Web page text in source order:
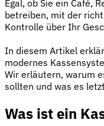
Egal, ob Sie ein Café,
betreiben, mit der
Kontrolle über Ihr
In diesem Artikel
modernes
Wir erläutern, warum
sollten und was es
Was ist ein